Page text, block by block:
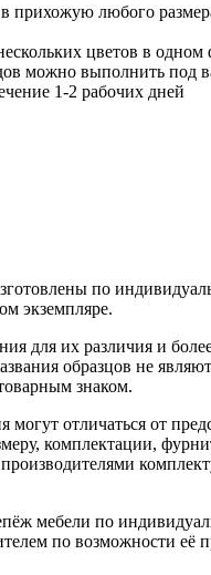
прихожую любого
цветов в одном
можно выполнить под
1-2 рабочих дней
по
экземпляре.
для их различия и
образцов не
знаком.
могут отличаться от
комплектации,
мебели по
по возможности её